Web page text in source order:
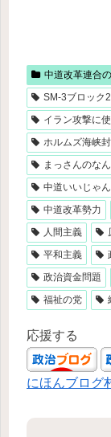
中道改革連合
SM-3ブロック
イラン攻撃に
ホルムズ海峡
まっさんのな
中道いいじゃん
中道改革勢力
人間主義
平和主義
政治資金問題
福祉の党
応援する
にほんブログ